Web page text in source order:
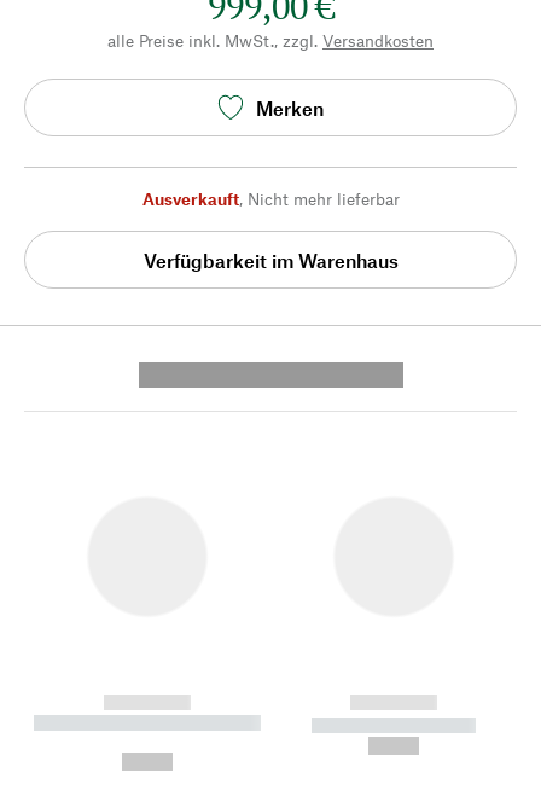
alle Preise inkl. MwSt., zzgl. Versandkosten
Merken
Ausverkauft, Nicht mehr lieferbar
Verfügbarkeit im Warenhaus
------------
----------- ----------- --------
------------
----------- -----------